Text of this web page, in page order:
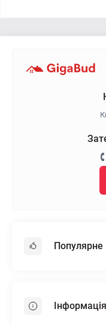
Популярне
Пінопласт
Інформація